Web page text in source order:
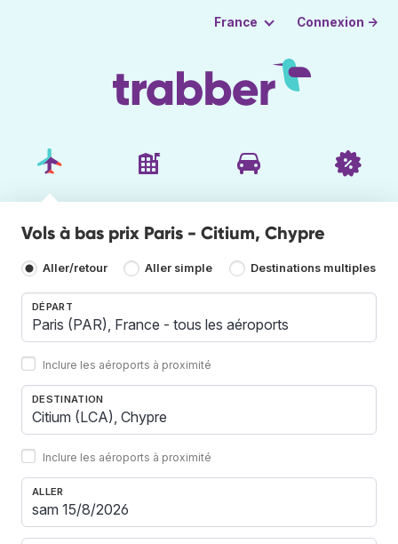
France Connexion →
Vols à bas prix Paris - Citium, Chypre
Aller/retour Aller simple Destinations multiples
DÉPART
Inclure les aéroports à proximité
DESTINATION
Inclure les aéroports à proximité
ALLER